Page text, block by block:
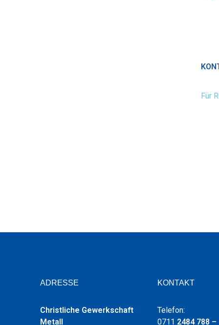
Für
ADRESSE
Christliche Gewerkschaft
Metall
KONTAKT
Telefon:
0711 2484 788 –